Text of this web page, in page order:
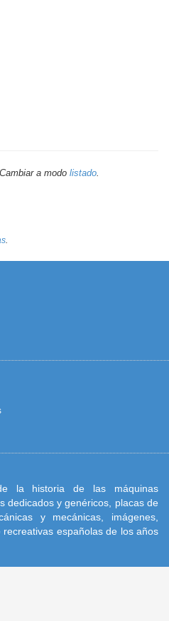
a modo listado.
.
la historia de las máquinas
dedicados y genéricos, placas de
y mecánicas, imágenes,
españolas de los años